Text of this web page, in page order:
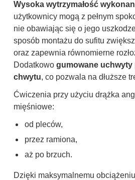
Wysoka wytrzymałość
użytkownicy mogą z pełnym
nie obawiając się o jego
sposób montażu do sufitu
oraz zapewnia równomierne
Dodatkowo gumowane
chwytu, co pozwala na dłuższe
Ćwiczenia przy użyciu drążka
mięśniowe:
od pleców,
przez ramiona,
aż po brzuch.
Dzięki maksymalnemu